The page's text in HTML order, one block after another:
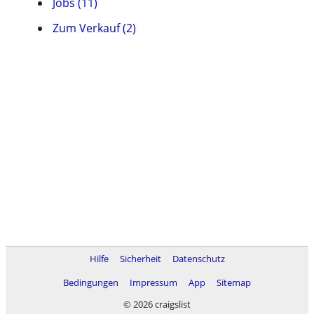
Zum Verkauf (2)
Hilfe Sicherheit
Datenschutz
Bedingungen
Impressum App
Sitemap
© 2026 craigslist